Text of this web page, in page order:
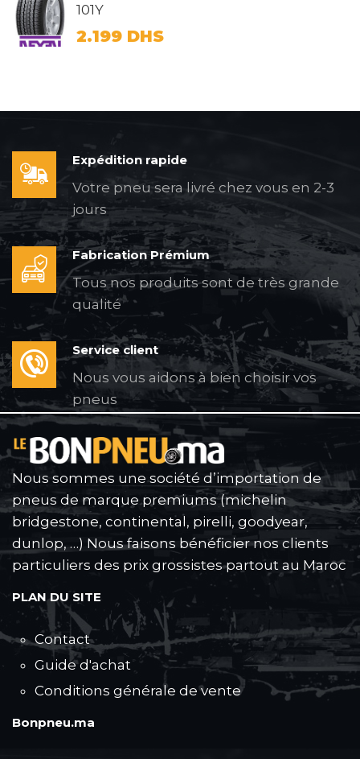
101Y
2.199 DHS
Expédition rapide
Votre pneu sera livré chez vous en 2-3
jours
Fabrication Prémium
Tous nos produits sont de très grande
qualité
Service client
Nous vous aidons à bien choisir vos
pneus
Nous sommes une société d’importation de
pneus de marque premiums (michelin
bridgestone, continental, pirelli, goodyear,
dunlop, …) Nous faisons bénéficier nos clients
particuliers des prix grossistes partout au Maroc
PLAN DU SITE
Contact
Guide d'achat
Conditions générale de vente
Bonpneu.ma